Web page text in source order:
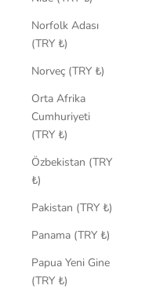
Norfolk Adası
(TRY ₺)
Norveç (TRY ₺)
Orta Afrika
Cumhuriyeti
(TRY ₺)
Özbekistan (TRY
₺)
Pakistan (TRY ₺)
Panama (TRY ₺)
Papua Yeni Gine
(TRY ₺)